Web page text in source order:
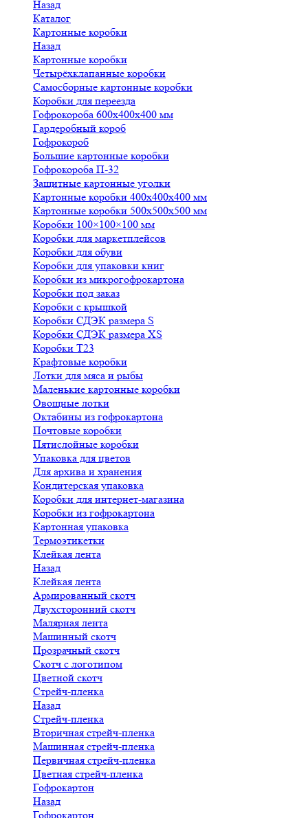
Назад
Каталог
Картонные коробки
Назад
Картонные коробки
Четырёхклапанные коробки
Самосборные картонные коробки
Коробки для переезда
Гофрокороба 600х400х400 мм
Гардеробный короб
Гофрокороб
Большие картонные коробки
Гофрокороба П-32
Защитные картонные уголки
Картонные коробки 400х400х400 мм
Картонные коробки 500х500х500 мм
Коробки 100×100×100 мм
Коробки для маркетплейсов
Коробки для обуви
Коробки для упаковки книг
Коробки из микрогофрокартона
Коробки под заказ
Коробки с крышкой
Коробки СДЭК размера S
Коробки СДЭК размера XS
Коробки Т23
Крафтовые коробки
Лотки для мяса и рыбы
Маленькие картонные коробки
Овощные лотки
Октабины из гофрокартона
Почтовые коробки
Пятислойные коробки
Упаковка для цветов
Для архива и хранения
Кондитерская упаковка
Коробки для интернет-магазина
Коробки из гофрокартона
Картонная упаковка
Термоэтикетки
Клейкая лента
Назад
Клейкая лента
Армированный скотч
Двухсторонний скотч
Малярная лента
Машинный скотч
Прозрачный скотч
Скотч с логотипом
Цветной скотч
Стрейч-пленка
Назад
Стрейч-пленка
Вторичная стрейч-пленка
Машинная стрейч-пленка
Первичная стрейч-пленка
Цветная стрейч-пленка
Гофрокартон
Назад
Гофрокартон